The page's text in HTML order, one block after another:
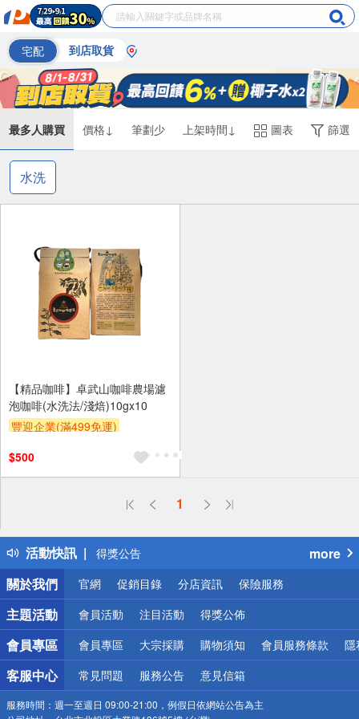
宅配 到店取貨
最多人購買 價格↓ 筆劃少 上架時間↓ 圖表 篩選
水洗
【精品咖啡】卓武山咖啡農場濾
泡咖啡(水洗法/淺焙)10gx10
豐迎企業(滿499免運)
$500
1
活動快訊
詐騙網頁！請小心！
得獎公告
熱門話題
銀行優惠
偏遠地區配送
詐騙網頁！請小心！
more
關於我們
官網 促銷目錄 分店資訊 保險服務
主題活動 會員活動 注目活動 得獎公佈
會員專區 會員專區 大宗採購 購物須知 會員服務條款 隱
客服中心 常見問題 服務公告 意見信箱
服務時間： 週一至週日 09:00-21:00，例假日依網站公告為主